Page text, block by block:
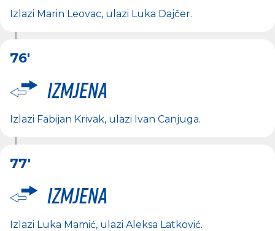
Izlazi Marin Leovac, ulazi Luka Dajčer.
76'
Izmjena
Izlazi Fabijan Krivak, ulazi Ivan Canjuga.
77'
Izmjena
Izlazi Luka Mamić, ulazi Aleksa Latković.